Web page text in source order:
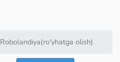
Robolandiya(ro'yhatga olish)